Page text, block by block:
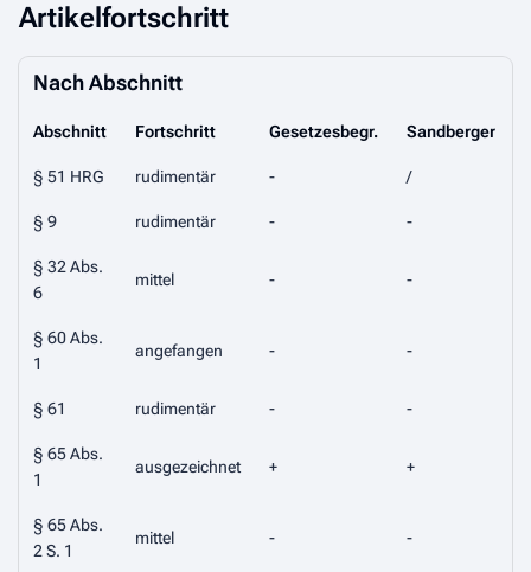
Artikelfortschritt
Nach Abschnitt
Abschnitt Fortschritt Gesetzesbegr. Sandberger
§ 51 HRG rudimentär - /
§ 9 rudimentär - -
§ 32 Abs.
6
mittel - -
§ 60 Abs.
1
angefangen - -
§ 61 rudimentär - -
§ 65 Abs.
1
ausgezeichnet + +
§ 65 Abs.
2 S. 1
mittel - -